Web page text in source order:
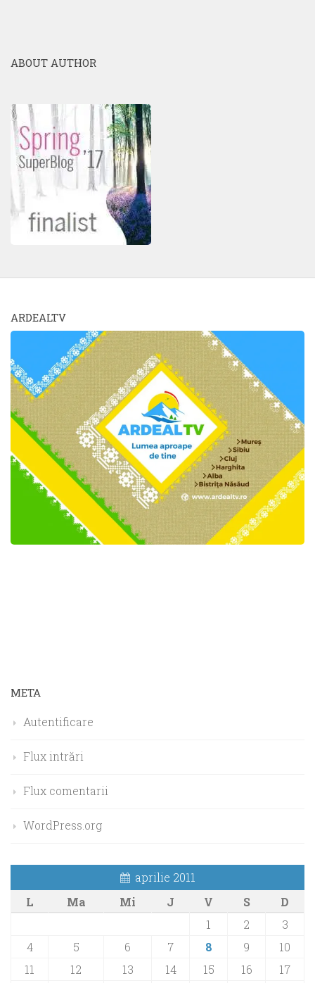
ABOUT AUTHOR
ARDEALTV
META
Autentificare
Flux intrări
Flux comentarii
WordPress.org
aprilie 2011
L
Ma Mi J V S
D
1
2
3
4
5 6 7 8 9
10
11
12 13 14 15 16
17